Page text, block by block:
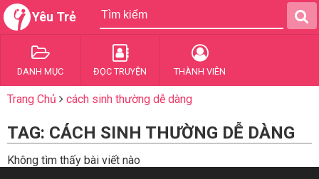
Yêu Trẻ
DANH MỤC ĐỌC TRUYỆN THÀNH VIÊN
Trang Chủ cách sinh thường dễ dàng
TAG: CÁCH SINH THƯỜNG DỄ DÀNG
Không tìm thấy bài viết nào